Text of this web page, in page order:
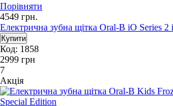
Порівняти
4549 грн.
Електрична зубна щітка Oral-B iO Series
Код: 1858
2999 грн
7
Акція